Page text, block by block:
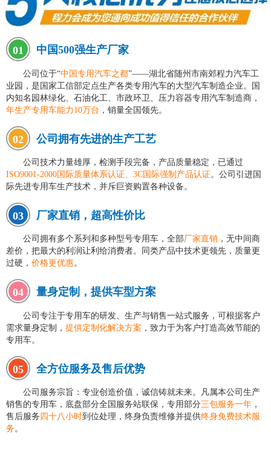
01 中国500强生产厂家
公司位于“中国专用汽车之都”——湖北省随州市南郊程力汽车工
业园，是国家工信部定点生产各类专用汽车的大型汽车制造企业。国
内知名园林绿化、石油化工、市政环卫、压力容器专用汽车制造商，
年生产专用车能力10万台 ，销量全国领先。
02 公司拥有先进的生产工艺
公司技术力量雄厚，检测手段完备，产品质量稳定，已通过
ISO9001-2000国际质量体系认证、3C国际强制产品认证。公司引进国
际先进专用车生产技术，并斥巨资购置各种设备。
03 厂家直销，超高性价比
公司拥有多个系列和多种型号专用车，全部厂家直销 ，无中间商
差价，把最大的利润让利给消费者。同类产品中技术更领先，质量更
过硬， 价格更优惠。
04 量身定制，提供车型方案
公司专注于专用车的研发、生产与销售一站式服务，可根据客户
需求量身定制， 提供定制化解决方案 ，致力于为客户打造高效节能的
专用车。
05 全方位服务及售后优势
公司服务宗旨：专业创造价值，诚信铸就未来。凡属本公司生产
销售的专用车，底盘部分全国服务站联保，专用部分三包服务一年 ，
售后服务 四十八小时到位处理，终身负责维修并提供终身免费技术服
务。